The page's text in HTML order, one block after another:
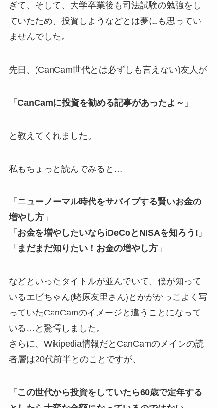
ぎて、そして、大学卒業後も司法試験の勉強をし
ていたため、投資しようなどとは夢にも思ってい
ませんでした。
先日、(CanCam世代とは必ずしも言えない)友人が
「 CanCamに投資を勧める記事があったよ～ 」
と教えてくれました。
私もちょっと読んでみると…
「 ニューノーマル時代をサバイブする賢いお金の
増やし方」
「 お金を増やしたいならiDeCoとNISAを知ろう! 」
「 まだまだ知りたい！お金の増やし方」
などといったタイトルが並んでいて、僕が知って
いるエビちゃん(蛯原友里さん)とかがかっこよく写
っていたCanCamのイメージと違うことになって
いる…と驚愕しました。
さらに、Wikipedia情報だとCanCamのメインの読
者層は20代前半とのことですが、
「 この世代から投資をしていたら60歳で定年する